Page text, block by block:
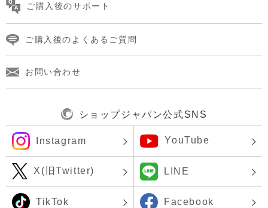
ご購入後のサポート
ご購入後のよくあるご質問
お問い合わせ
ショップジャパン公式SNS
Instagram YouTube
X(旧Twitter) LINE
TikTok Facebook